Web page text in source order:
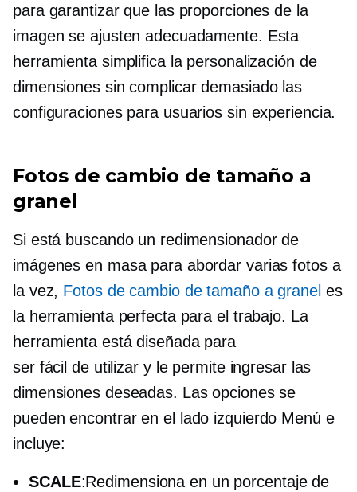
para garantizar que las proporciones de la
imagen se ajusten adecuadamente. Esta
herramienta simplifica la personalización de
dimensiones sin complicar demasiado las
configuraciones para usuarios sin experiencia.
Fotos de cambio de tamaño a
granel
Si está buscando un redimensionador de
imágenes en masa para abordar varias fotos a
la vez, Fotos de cambio de tamaño a granel es
la herramienta perfecta para el trabajo. La
herramienta está diseñada para
ser fácil de utilizary le permite ingresar las
dimensiones deseadas. Las opciones se
pueden encontrar en el
lado izquierdo Menú e
incluye:
SCALE:Redimensiona en un porcentaje de